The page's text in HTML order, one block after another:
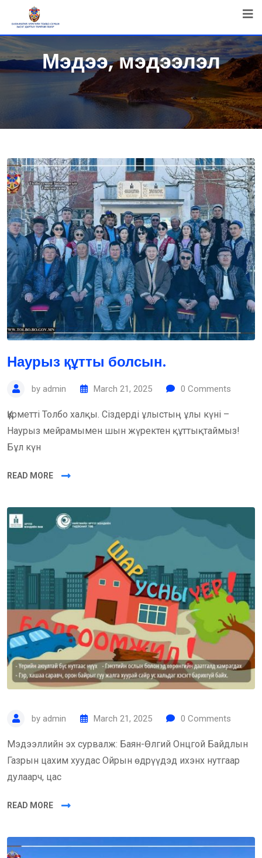
Мэдээ, мэдээлэл
Наурыз құтты болсын.
by admin March 21, 2025 0 Comments
Құрметті Толбо халқы. Сіздерді ұлыстың ұлы күні –
Наурыз мейрамымен шын жүректен құттықтаймыз!
Бұл күн
READ MORE
by admin March 21, 2025 0 Comments
Мэдээллийн эх сурвалж: Баян-Өлгий Онцгой Байдлын
Газрын цахим хуудас Ойрын өдрүүдэд ихэнх нутгаар
дулаарч, цас
READ MORE